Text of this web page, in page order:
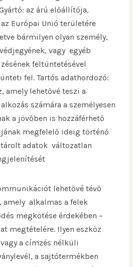
az árú előállítója,
Európai Unió területére
bármilyen olyan személy,
vagy egyéb
feltüntetésével
fel. Tartós adathordozó:
amely lehetővé teszi a
számára a személyesen
a jövőben is hozzáférhető
megfelelő ideig történő
adatok változatlan
lehetővé tévő
amely alkalmas a felek
megkötése érdekében –
megtételére. Ilyen eszköz
a címzés nélküli
a sajtótermékben